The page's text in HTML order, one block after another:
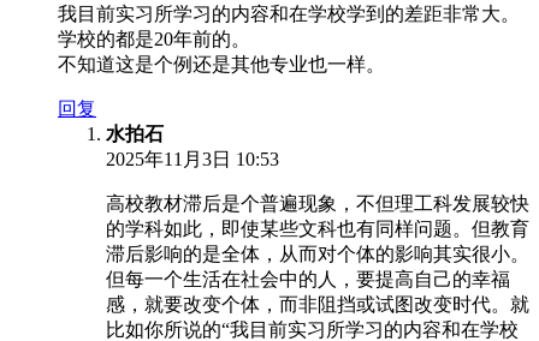
我目前实习所学习的内容和在学校学到的差距非常大。
学校的都是20年前的。
不知道这是个例还是其他专业也一样。
回复
水拍石
2025年11月3日 10:53
高校教材滞后是个普遍现象，不但理工科发展较快
的学科如此，即使某些文科也有同样问题。但教育
滞后影响的是全体，从而对个体的影响其实很小。
但每一个生活在社会中的人，要提高自己的幸福
感，就要改变个体，而非阻挡或试图改变时代。就
比如你所说的“我目前实习所学习的内容和在学校